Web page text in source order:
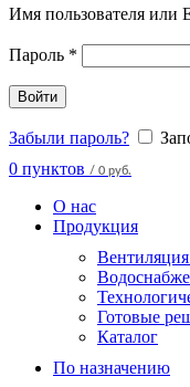
Имя пользователя или
Пароль *
Войти
Забыли пароль?
0 пунктов / 0 руб.
О нас
Продукция
Готовые
Каталог
По назначению